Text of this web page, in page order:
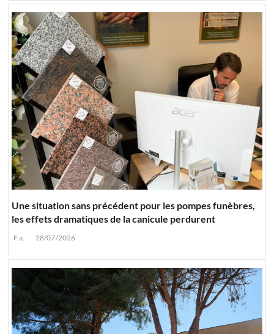
Une situation sans précédent pour les pompes funèbres,
les effets dramatiques de la canicule perdurent
F.a. 28/07/2026